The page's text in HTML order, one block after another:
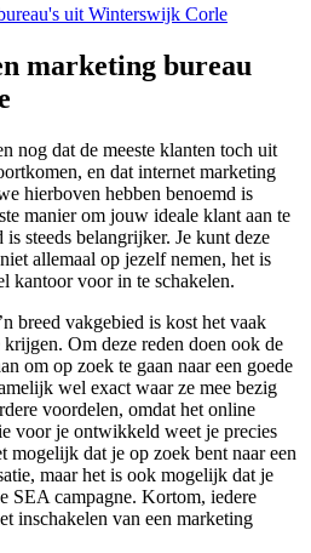
uit Winterswijk Corle
marketing bureau
nog dat de meeste klanten toch uit
en dat internet marketing
hierboven hebben benoemd is
manier om jouw ideale klant aan te
steeds belangrijker. Je kunt deze
allemaal op jezelf nemen, het is
kantoor voor in te schakelen.
breed vakgebied is kost het vaak
Om deze reden doen ook de
om op zoek te gaan naar een goede
wel exact waar ze mee bezig
voordelen, omdat het online
voor je ontwikkeld weet je precies
mogelijk dat je op zoek bent naar een
maar het is ook mogelijk dat je
SEA campagne. Kortom, iedere
inschakelen van een marketing